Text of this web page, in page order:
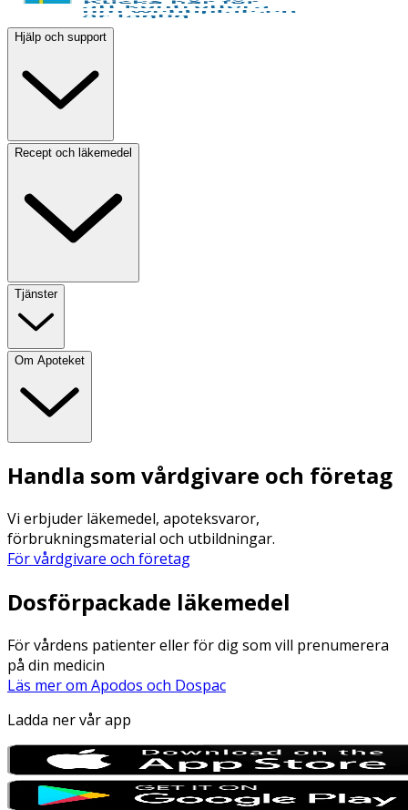
Hjälp och support
Recept och läkemedel
Tjänster
Om Apoteket
Handla som vårdgivare och företag
Vi erbjuder läkemedel, apoteksvaror,
förbrukningsmaterial och utbildningar.
För vårdgivare och företag
Dosförpackade läkemedel
För vårdens patienter eller för dig som vill prenumerera
på din medicin
Läs mer om Apodos och Dospac
Ladda ner vår app